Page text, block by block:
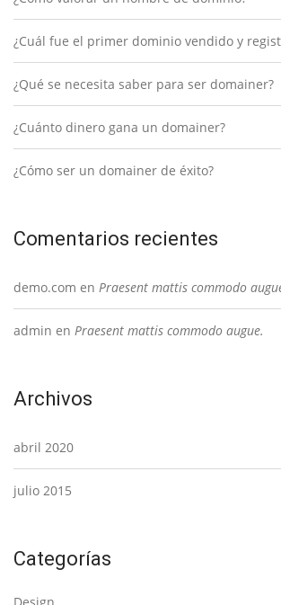
¿Cuál fue el primer dominio vendido y
¿Qué se necesita saber para ser domainer?
¿Cuánto dinero gana un domainer?
¿Cómo ser un domainer de éxito?
Comentarios recientes
demo.com en Praesent mattis commodo
admin en Praesent mattis commodo augue.
Archivos
abril 2020
julio 2015
Categorías